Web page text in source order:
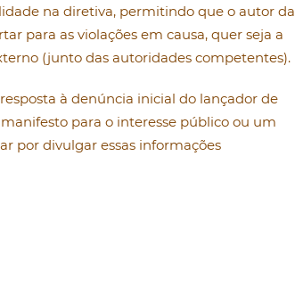
na diretiva, permitindo que o autor da
para as violações em causa, quer seja a
(junto das autoridades competentes).
à denúncia inicial do lançador de
para o interesse público ou um
por divulgar essas informações